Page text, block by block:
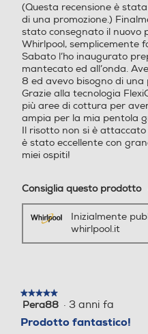
stelle.
(Questa recensione è
di una promozione.)
stato consegnato il nuovo
Whirlpool, semplicemente
Sabato l’ho inaugurato
mantecato ed all’onda.
8 ed avevo bisogno di
Grazie alla tecnologia
più aree di cottura per
ampia per la mia pentola
Il risotto non si è
è stato eccellente con
miei ospiti!
Consiglia questo prodotto
Inizialmente
whirlpool.it
★★★★★
★★★★★
5
Pera88 · 3 anni fa
Prodotto fantastico!